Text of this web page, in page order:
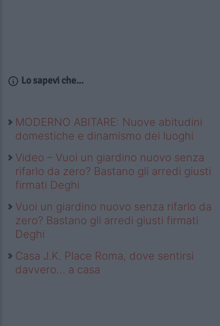
Lo sapevi che...
MODERNO ABITARE: Nuove abitudini
domestiche e dinamismo dei luoghi
Video – Vuoi un giardino nuovo senza
rifarlo da zero? Bastano gli arredi giusti
firmati Deghi
Vuoi un giardino nuovo senza rifarlo da
zero? Bastano gli arredi giusti firmati
Deghi
Casa J.K. Place Roma, dove sentirsi
davvero… a casa